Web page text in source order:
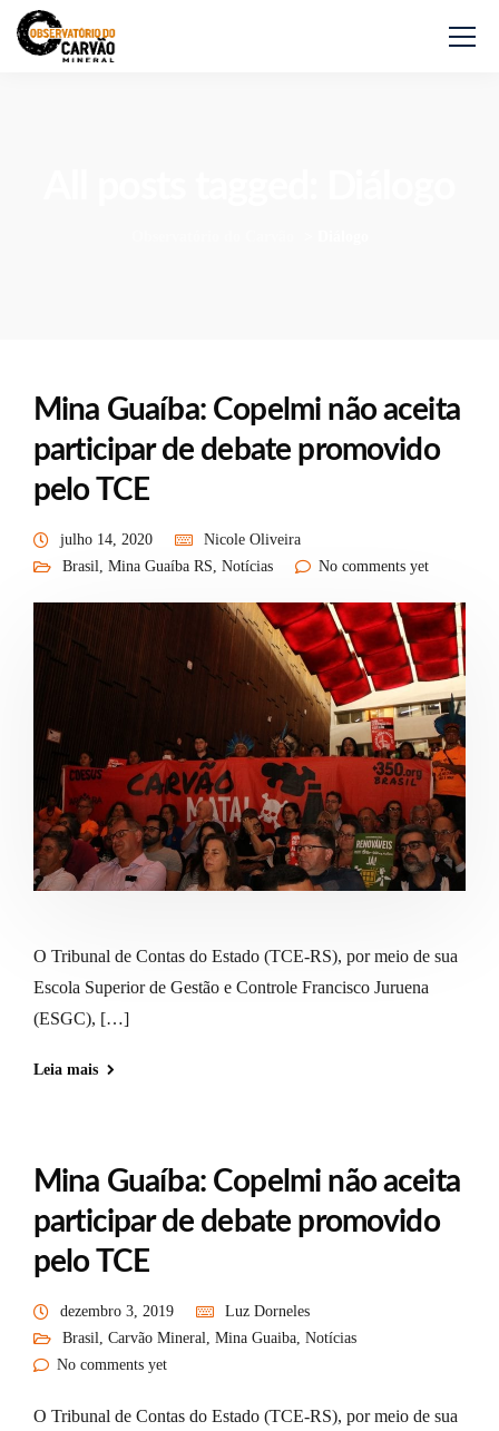
Mina Guaíba: Copelmi não aceita
participar de debate promovido
pelo TCE
julho 14, 2020
Nicole Oliveira
Brasil, Mina Guaíba RS, Notícias No comments yet
O Tribunal de Contas do Estado (TCE-RS), por meio de sua
Escola Superior de Gestão e Controle Francisco Juruena
(ESGC), […]
Leia mais
Mina Guaíba: Copelmi não aceita
participar de debate promovido
pelo TCE
dezembro 3, 2019
Luz Dorneles
Brasil Carvão Mineral Mina Guaiba Notícias
No comments yet
O Tribunal de Contas do Estado (TCE-RS), por meio de sua